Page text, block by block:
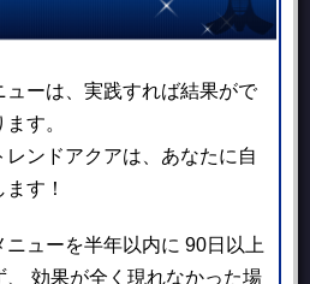
ューは、実践すれば結果がで
す。
ンドアクアは、あなたに自
す！
ニューを半年以内に 90日以上
効果が全く現れなかった場